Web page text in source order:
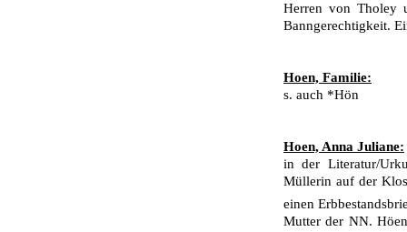
Herren von Tholey
Banngerechtigkeit.
Hoen, Familie:
s. auch *Hön
Hoen, Anna Juliane:
in der Literatur/
Müllerin auf der
einen
Mutter der NN.